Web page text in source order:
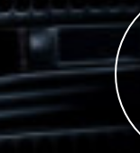
CP3181
CP3184
CP3204F
CP3304
CP3364
CP3504